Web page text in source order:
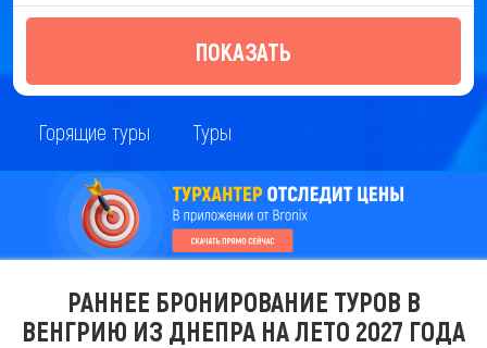
ПОКАЗАТЬ
Горящие туры Туры
РАННЕЕ БРОНИРОВАНИЕ ТУРОВ В
ВЕНГРИЮ ИЗ ДНЕПРА НА ЛЕТО 2027 ГОДА